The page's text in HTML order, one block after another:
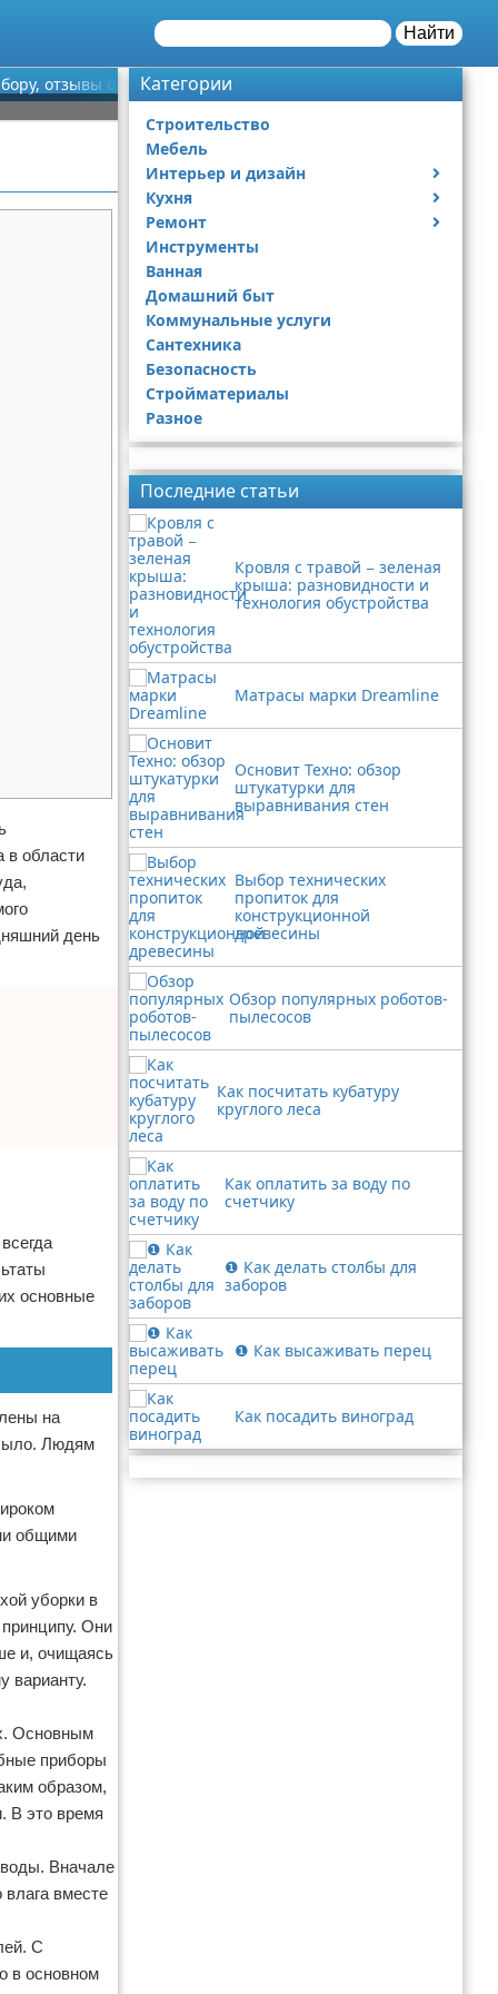
Найти
отзывы о производителях
в области
день
основные
на
Людям
общими
уборки в
Они
и, очищаясь
варианту.
Основным
приборы
образом,
В это время
Вначале
вместе
С
в основном
Категории
Строительство
Мебель
Интерьер и дизайн
Дизайн дачи
Дизайн квартиры
Кухня
Посуда
Ремонт
Ремонт дачи
Ремонт квартиры
Инструменты
Ванная
Домашний быт
Коммунальные услуги
Сантехника
Безопасность
Стройматериалы
Разное
Последние статьи
Кровля с травой − зеленая
крыша: разновидности и
технология обустройства
Матрасы марки Dreamline
Основит Техно: обзор
штукатурки для
выравнивания стен
Выбор технических
пропиток для
конструкционной
древесины
Обзор популярных роботов-
пылесосов
Как посчитать кубатуру
круглого леса
Как оплатить за воду по
счетчику
❶ Как делать столбы для
заборов
❶ Как высаживать перец
Как посадить виноград